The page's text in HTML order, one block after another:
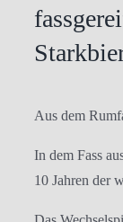
Aus dem
In dem Fass
10 Jahren der